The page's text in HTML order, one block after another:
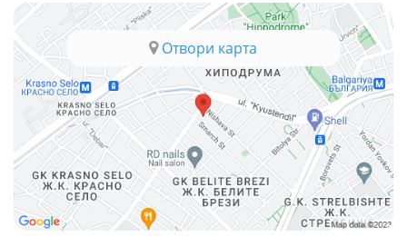
Отвори карта